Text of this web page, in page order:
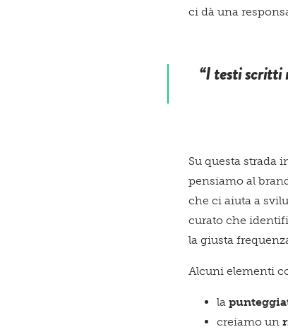
ci dà una
“I testi scritti
Su questa strada
pensiamo al
che ci aiuta a
curato che
la giusta
Alcuni elementi
la
creiamo un